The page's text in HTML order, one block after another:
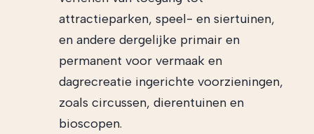
attractieparken, speel- en siertuinen,
en andere dergelijke primair en
permanent voor vermaak en
dagrecreatie ingerichte voorzieningen,
zoals circussen, dierentuinen en
bioscopen.